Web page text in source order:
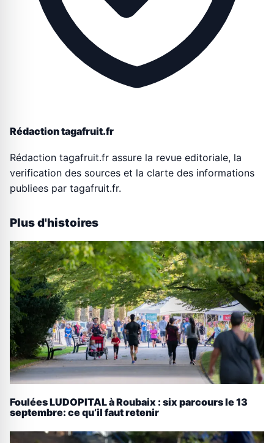
Rédaction tagafruit.fr
Rédaction tagafruit.fr assure la revue editoriale, la
verification des sources et la clarte des informations
publiees par tagafruit.fr.
Plus d'histoires
Foulées LUDOPITAL à Roubaix : six parcours le 13
septembre: ce qu’il faut retenir